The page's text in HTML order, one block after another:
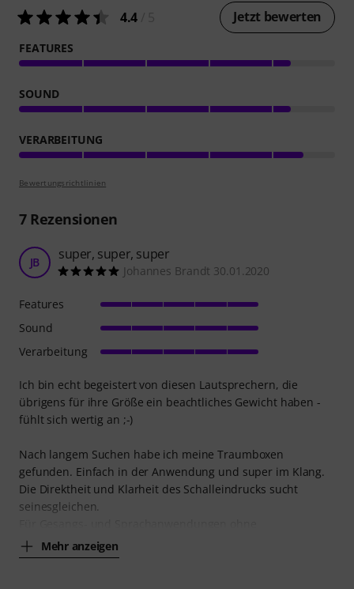
4.4 Jetzt bewerten
FEATURES
SOUND
VERARBEITUNG
Bewertungsrichtlinien
7Rezensionen
JB super, super, super
Johannes Brandt 30.01.2020
Ich bin echt begeistert von diesen Lautsprechern, die
übrigens für ihre Größe ein beachtliches Gewicht haben -
fühlt sich wertig an ;-)
Nach langem Suchen habe ich meine Traumboxen
gefunden. Einfach in der Anwendung und super im Klang.
Die Direktheit und Klarheit des Schalleindrucks sucht
seinesgleichen.
Mehr anzeigen
Features
Sound
Verarbeitung